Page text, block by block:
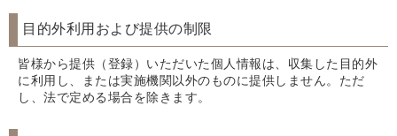
目的外利用および提供の制限
皆様から提供（登録）いただいた個人情報は、収集した目的外
に利用し、または実施機関以外のものに提供しません。ただ
し、法で定める場合を除きます。